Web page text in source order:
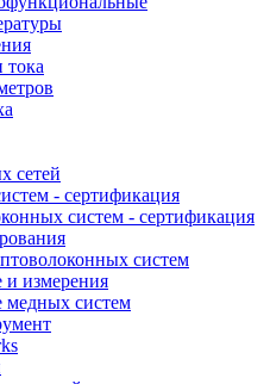
тока
сетей
- сертификация
систем - сертификация
систем
и измерения
медных систем